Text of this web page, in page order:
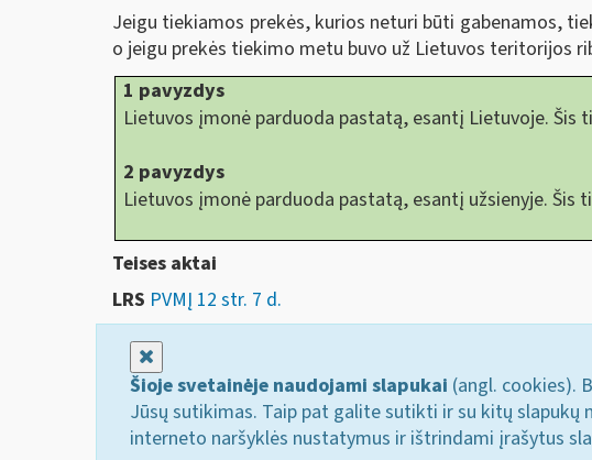
Jeigu tiekiamos prekės, kurios neturi būti gabenamos,
o jeigu prekės tiekimo metu buvo už Lietuvos teritorijos
1 pavyzdys
Lietuvos įmonė parduoda pastatą, esantį Lietuvoje.
2 pavyzdys
Lietuvos įmonė parduoda pastatą, esantį užsienyje.
Teises aktai
LRS PVMĮ 12 str. 7 d.
Šioje svetainėje naudojami slapukai (angl. cookies).
Jūsų sutikimas. Taip pat galite sutikti ir su kitų
interneto naršyklės nustatymus ir ištrindami įrašytus